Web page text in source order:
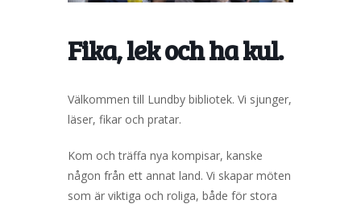
Fika, lek och ha kul.
Välkommen till Lundby bibliotek. Vi sjunger,
läser, fikar och pratar.
Kom och träffa nya kompisar, kanske
någon från ett annat land. Vi skapar möten
som är viktiga och roliga, både för stora